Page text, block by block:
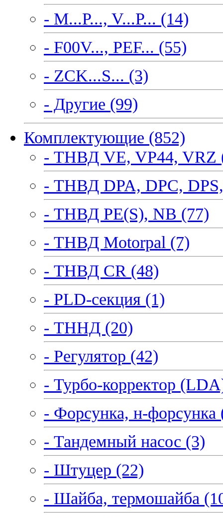
- M...P..., V...P... (14)
- F00V..., PEF... (55)
- ZCK...S... (3)
- Другие (99)
Комплектующие (852)
- ТНВД VE, VP44, VRZ
- ТНВД DPA, DPC,
- ТНВД PE(S), NB (77)
- ТНВД Motorpal (7)
- ТНВД CR (48)
- PLD-секция (1)
- ТННД (20)
- Регулятор (42)
- Турбо-корректор
- Форсунка, н-форсунка
- Тандемный насос (3)
- Штуцер (22)
- Шайба, термошайба